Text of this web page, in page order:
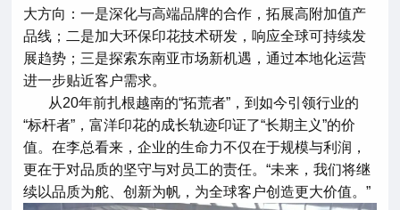
大方向：一是深化与高端品牌的合作，拓展高附加值产
品线；二是加大环保印花技术研发，响应全球可持续发
展趋势；三是探索东南亚市场新机遇，通过本地化运营
进一步贴近客户需求。
从20年前扎根越南的“拓荒者”，到如今引领行业的
“标杆者”，富洋印花的成长轨迹印证了“长期主义”的价
值。在李总看来，企业的生命力不仅在于规模与利润，
更在于对品质的坚守与对员工的责任。“未来，我们将继
续以品质为舵、创新为帆，为全球客户创造更大价值。”